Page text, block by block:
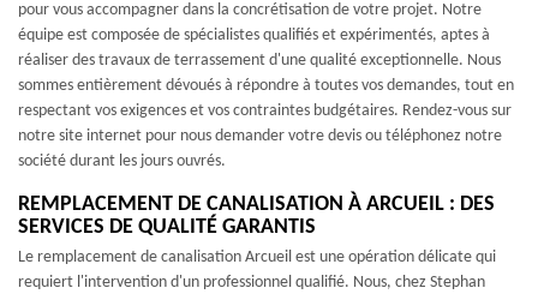
pour vous accompagner dans la concrétisation de votre projet. Notre
équipe est composée de spécialistes qualifiés et expérimentés, aptes à
réaliser des travaux de terrassement d'une qualité exceptionnelle. Nous
sommes entièrement dévoués à répondre à toutes vos demandes, tout en
respectant vos exigences et vos contraintes budgétaires. Rendez-vous sur
notre site internet pour nous demander votre devis ou téléphonez notre
société durant les jours ouvrés.
REMPLACEMENT DE CANALISATION À ARCUEIL : DES
SERVICES DE QUALITÉ GARANTIS
Le remplacement de canalisation Arcueil est une opération délicate qui
requiert l'intervention d'un professionnel qualifié. Nous, chez Stephan